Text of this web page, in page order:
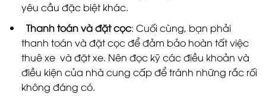
yêu cầu đặc biệt khác.
Thanh toán và đặt cọc: Cuối cùng, bạn phải
thanh toán và đặt cọc để đảm bảo hoàn tất việc
thuê xe và đặt xe. Nên đọc kỹ các điều khoản và
điều kiện của nhà cung cấp để tránh những rắc rối
không đáng có.